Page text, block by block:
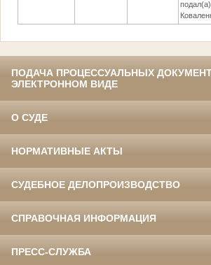
ПОДАЧА ПРОЦЕССУАЛЬНЫХ
ЭЛЕКТРОННОМ ВИДЕ
О СУДЕ
НОРМАТИВНЫЕ АКТЫ
СУДЕБНОЕ ДЕЛОПРОИЗВОДСТВО
СПРАВОЧНАЯ ИНФОРМАЦИЯ
ПРЕСС-СЛУЖБА